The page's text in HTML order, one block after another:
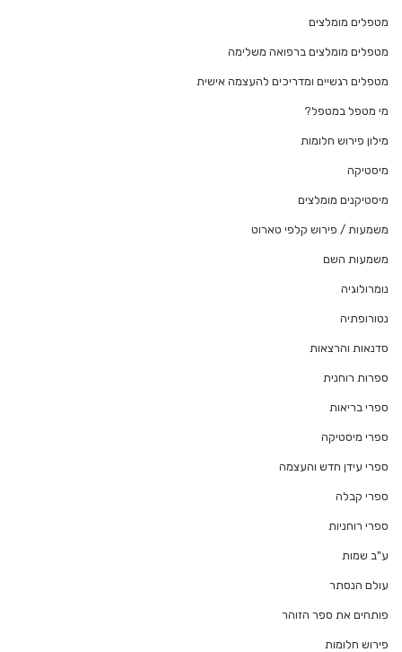
מטפלים מומלצים
מטפלים מומלצים ברפואה משלימה
מטפלים רגשיים ומדריכים להעצמה אישית
מי מטפל במטפל?
מילון פירוש חלומות
מיסטיקה
מיסטיקנים מומלצים
משמעות / פירוש קלפי טארוט
משמעות השם
נומרולוגיה
נטורופתיה
סדנאות והרצאות
ספרות רוחנית
ספרי בריאות
ספרי מיסטיקה
ספרי עידן חדש והעצמה
ספרי קבלה
ספרי רוחניות
ע"ב שמות
עולם הנסתר
פותחים את ספר הזוהר
פירוש חלומות